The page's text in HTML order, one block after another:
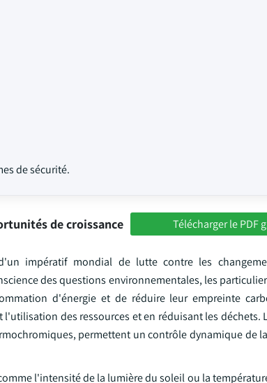
de sécurité.
de croissance Télécharger le PDF
impératif mondial de lutte contre les
des questions environnementales, les
d'énergie et de réduire leur empreinte
des ressources et en réduisant les déchets.
permettent un contrôle dynamique de
l'intensité de la lumière du soleil ou la